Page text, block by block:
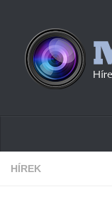
Hírek
HÍREK